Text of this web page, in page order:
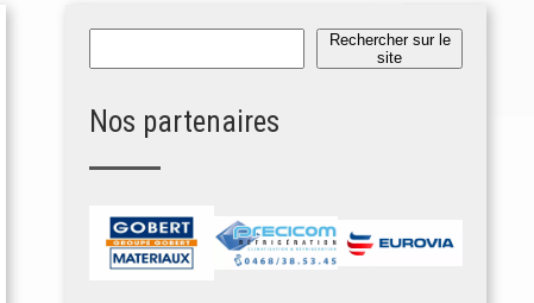
Rechercher sur le
site
Nos partenaires